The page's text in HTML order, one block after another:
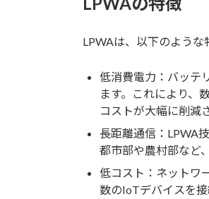
LPWAは、以下のような
低消費電力：バッテ
ます。これにより、
コストが大幅に削減
長距離通信：LPWA
都市部や農村部など
低コスト：ネットワ
数のIoTデバイスを接